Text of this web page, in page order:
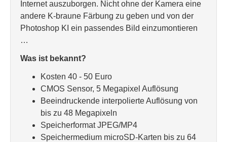
Internet auszuborgen. Nicht ohne der Kamera eine
andere K-braune Färbung zu geben und von der
Photoshop KI ein passendes Bild einzumontieren
…
Was ist bekannt?
Kosten 40 - 50 Euro
CMOS Sensor, 5 Megapixel Auflösung
Beeindruckende interpolierte Auflösung von
bis zu 48 Megapixeln
Speicherformat JPEG/MP4
Speichermedium microSD-Karten bis zu 64